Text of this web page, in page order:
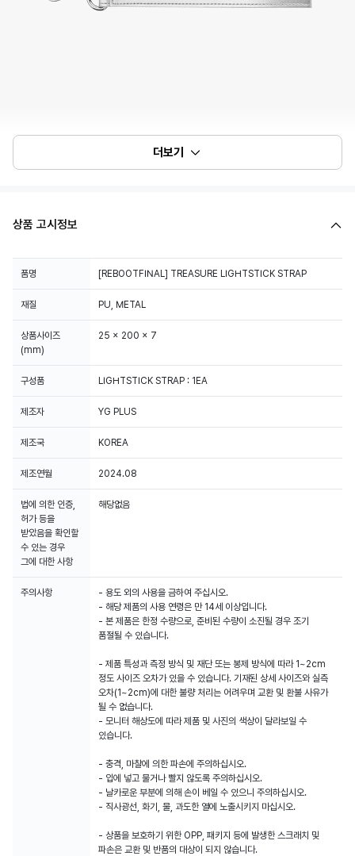
더보기
상품 고시정보
품명 [REBOOTFINAL] TREASURE LIGHTSTICK STRAP
재질 PU, METAL
상품사이즈
(mm)
25 x 200 x 7
구성품 LIGHTSTICK STRAP : 1EA
제조자 YG PLUS
제조국 KOREA
제조연월 2024.08
법에 의한 인증,
허가 등을
받았음을 확인할
수 있는 경우
그에 대한 사항
해당없음
주의사항
- 용도 외의 사용을 금하여 주십시오.
- 해당 제품의 사용 연령은 만 14세 이상입니다.
- 본 제품은 한정 수량으로, 준비된 수량이 소진될 경우 조기
품절될 수 있습니다.
- 제품 특성과 측정 방식 및 재단 또는 봉제 방식에 따라 1~2cm
정도 사이즈 오차가 있을 수 있습니다. 기재된 상세 사이즈와 실측
오차(1~2cm)에 대한 불량 처리는 어려우며 교환 및 환불 사유가
될 수 없습니다.
- 모니터 해상도에 따라 제품 및 사진의 색상이 달라보일 수
있습니다.
- 충격, 마찰에 의한 파손에 주의하십시오.
- 입에 넣고 물거나 빨지 않도록 주의하십시오.
- 날카로운 부분에 의해 손이 베일 수 있으니 주의하십시오.
- 직사광선, 화기, 물, 과도한 열에 노출시키지 마십시오.
- 상품을 보호하기 위한 OPP, 패키지 등에 발생한 스크래치 및
파손은 교환 및 반품의 대상이 되지 않습니다.